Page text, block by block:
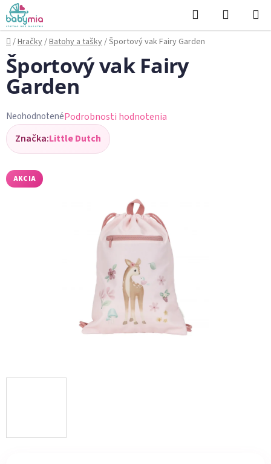
Prejsť
na
obsah
Hľadať
KOŠÍK
Domov
/Hračky/Batohy a tašky/Športový vak Fairy Garden
Športový vak Fairy
Garden
Priemerné
hodnotenie
produktu
je
0,0
NeohodnotenéPodrobnosti hodnotenia
Značka:Little Dutch
AKCIA